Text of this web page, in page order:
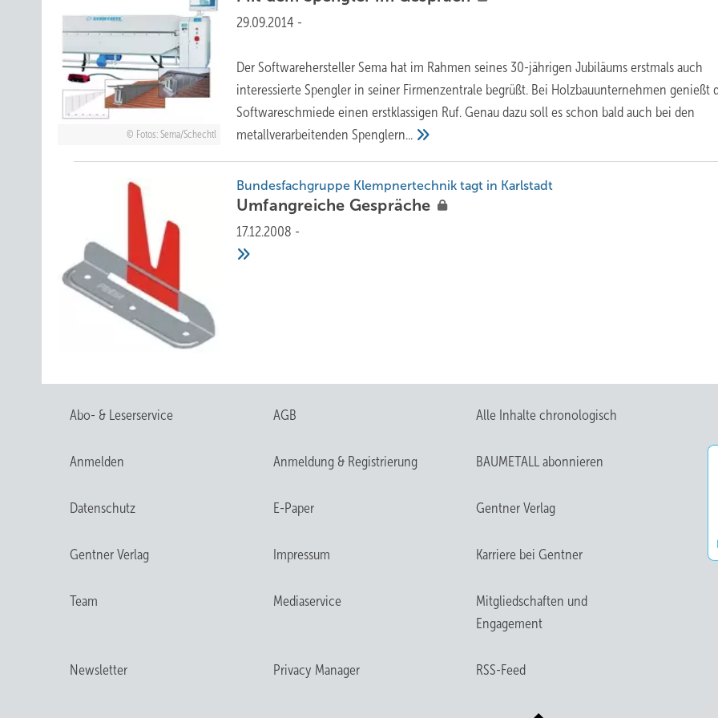
Fotos: Sema/Schechtl
29.09.2014 -
Der Softwarehersteller Sema hat im Rahmen seines 30-jährigen Jubiläums erstmals auch
interessierte Spengler in seiner Firmenzentrale begrüßt. Bei Holzbauunternehmen genießt
Softwareschmiede einen erstklassigen Ruf. Genau dazu soll es schon bald auch bei den
metallverarbeitendenSpenglern...
Bundesfachgruppe Klempnertechnik tagt in Karlstadt
Umfangreiche Gespräche
17.12.2008 -
Abo- & Leserservice AGB Alle Inhalte chronologisch
Anmelden Anmeldung & Registrierung BAUMETALL abonnieren
Datenschutz E-Paper Gentner Verlag
Gentner Verlag Impressum Karriere bei Gentner
Team Mediaservice
Mitgliedschaften und
Engagement
Newsletter Privacy Manager RSS-Feed